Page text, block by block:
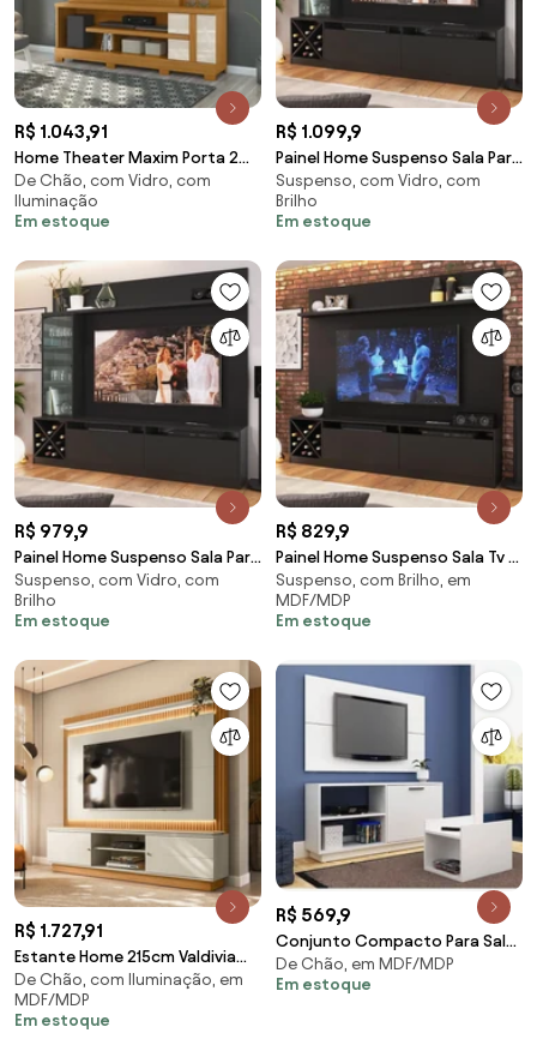
R$ 1.043,91
Home Theater Maxim Porta 2
Prateleiras Iluminação LED MDP
até 55 Cinamomo/OffWhite
G97 - Gran Belo
De Chão, com Vidro, com
Iluminação
Em estoque
R$ 1.099,9
Painel Home Suspenso Sala Para
Tv Vidro E 7 Prateleiras - Preto
Suspenso, com Vidro, com
Brilho
Em estoque
R$ 979,9
Painel Home Suspenso Sala Para
Tv Vidro 7 Prateleiras Preto
Suspenso, com Vidro, com
Brilho
Em estoque
R$ 829,9
Painel Home Suspenso Sala Tv 2
Portas 5 Prateleiras Preto
Suspenso, com Brilho, em
MDF/MDP
Em estoque
R$ 1.727,91
Estante Home 215cm Valdivia
com LED para Tv até 75
Nature/Off White G77 - Gran
Belo
De Chão, com Iluminação, em
MDF/MDP
Em estoque
R$ 569,9
Conjunto Compacto Para Sala
Rack e Painel Branco
De Chão, em MDF/MDP
Em estoque